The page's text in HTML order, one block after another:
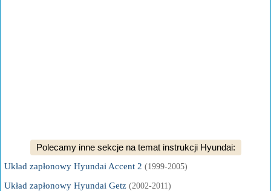
Polecamy inne sekcje na temat instrukcji Hyundai:
Układ zapłonowy Hyundai Accent 2 (1999-2005)
Układ zapłonowy Hyundai Getz (2002-2011)